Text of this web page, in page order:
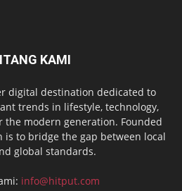
KAMI
digital destination dedicated to
trends in lifestyle, technology,
the modern generation. Founded
is to bridge the gap between local
global standards.
info@hitput.com